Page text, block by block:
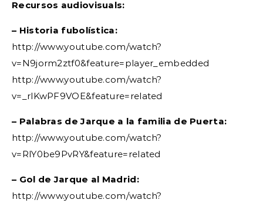
Recursos audiovisuals:
– Historia fubolística:
http://www.youtube.com/watch?
v=N9jorm2ztf0&feature=player_embedded
http://www.youtube.com/watch?
v=_rlKwPF9VOE&feature=related
– Palabras de Jarque a la familia de Puerta:
http://www.youtube.com/watch?
v=RlY0be9PvRY&feature=related
– Gol de Jarque al Madrid:
http://www.youtube.com/watch?